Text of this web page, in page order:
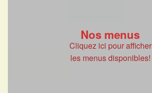
Nos menus
Cliquez ici pour afficher
les menus disponibles!